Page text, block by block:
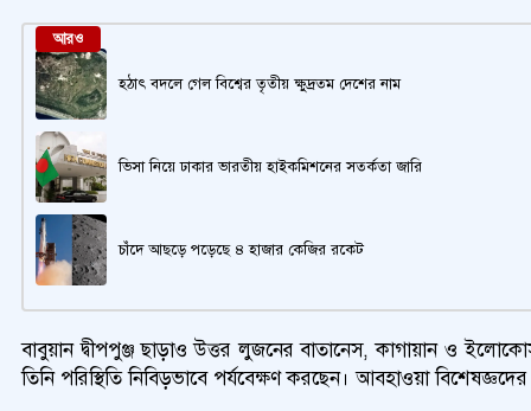
আরও
হঠাৎ বদলে গেল বিশ্বের তৃতীয় ক্ষুদ্রতম দেশের নাম
ভিসা নিয়ে ঢাকার ভারতীয় হাইকমিশনের সতর্কতা জারি
চাঁদে আছড়ে পড়েছে ৪ হাজার কেজির রকেট
বাবুয়ান দ্বীপপুঞ্জ ছাড়াও উত্তর লুজনের বাতানেস, কাগায়ান ও
তিনি পরিস্থিতি নিবিড়ভাবে পর্যবেক্ষণ করছেন। আবহাওয়া